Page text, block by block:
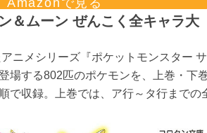
＆ムーン ぜんこく全キャラ大
ニメシリーズ『ポケットモンスター サ
場する802匹のポケモンを、上巻・下
で収録。上巻では、ア行～タ行までの